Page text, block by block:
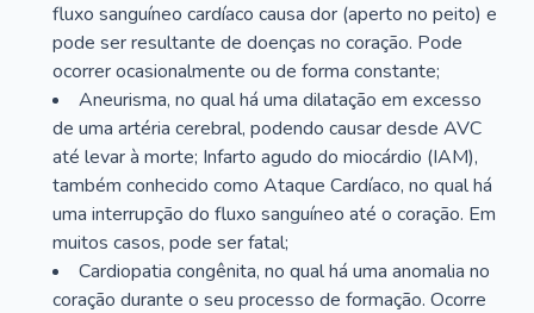
fluxo sanguíneo cardíaco causa dor (aperto no peito) e
pode ser resultante de doenças no coração. Pode
ocorrer ocasionalmente ou de forma constante;
Aneurisma, no qual há uma dilatação em excesso
de uma artéria cerebral, podendo causar desde AVC
até levar à morte; Infarto agudo do miocárdio (IAM),
também conhecido como Ataque Cardíaco, no qual há
uma interrupção do fluxo sanguíneo até o coração. Em
muitos casos, pode ser fatal;
Cardiopatia congênita, no qual há uma anomalia no
coração durante o seu processo de formação. Ocorre